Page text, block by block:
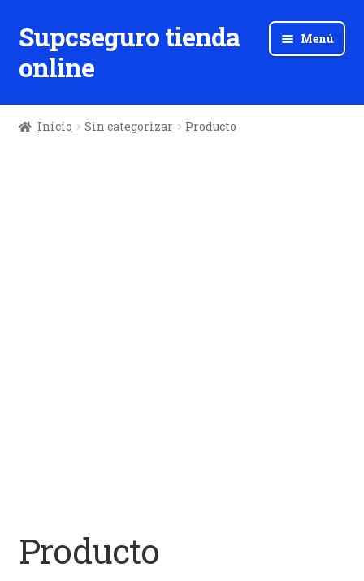
Ir
a
la
Ir
al
contenido
Supcseguro tienda
online
Menú
Inicio Sin categorizar Producto
Producto